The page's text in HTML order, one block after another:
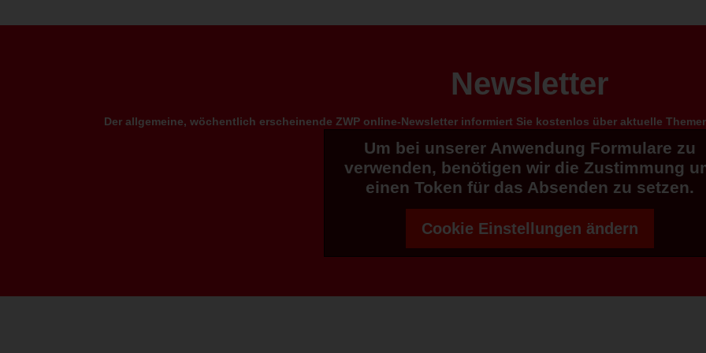
Newsletter
Der allgemeine, wöchentlich erscheinende ZWP online-Newsletter informiert Sie kostenlos über aktuelle
Um bei unserer Anwendung Formulare zu
verwenden, benötigen wir die Zustimmung
einen Token für das Absenden zu setzen.
Cookie Einstellungen ändern